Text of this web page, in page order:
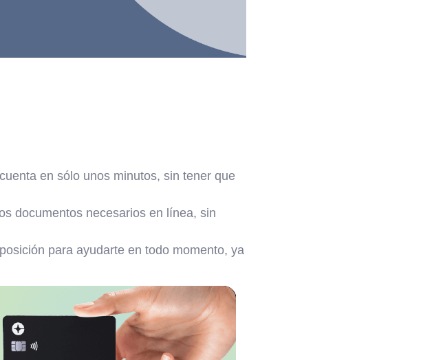
en sólo unos minutos, sin tener que
documentos necesarios en línea, sin
para ayudarte en todo momento, ya